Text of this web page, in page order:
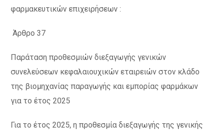
φαρμακευτικών επιχειρήσεων :
Άρθρο 37
Παράταση προθεσμιών διεξαγωγής γενικών
συνελεύσεων κεφαλαιουχικών εταιρειών στον κλάδο
της βιομηχανίας παραγωγής και εμπορίας φαρμάκων
για το έτος 2025
Για το έτος 2025, η προθεσμία διεξαγωγής της γενικής